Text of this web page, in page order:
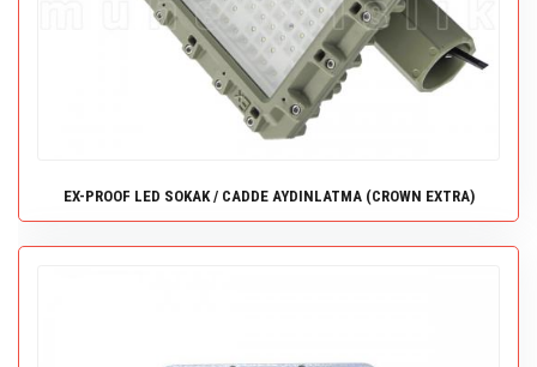
EX-PROOF LED SOKAK / CADDE AYDINLATMA (CROWN EXTRA)